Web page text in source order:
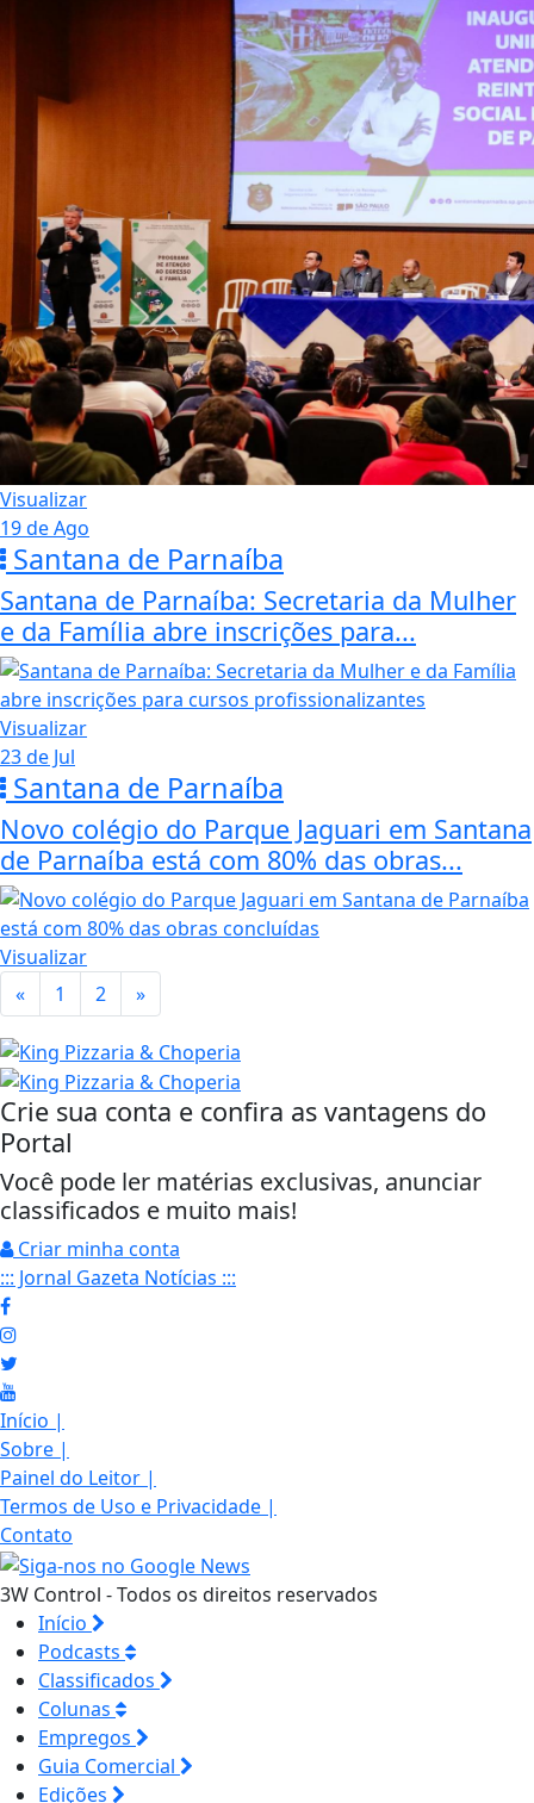
Visualizar
19 de Ago
Santana de Parnaíba
Santana de Parnaíba: Secretaria da Mulher
e da Família abre inscrições para...
Visualizar
23 de Jul
Santana de Parnaíba
Novo colégio do Parque Jaguari em Santana
de Parnaíba está com 80% das obras...
Visualizar
«
1 2 »
Crie sua conta e confira as vantagens do
Portal
Você pode ler matérias exclusivas, anunciar
classificados e muito mais!
Criar minha conta
::: Jornal Gazeta Notícias :::
Início |
Sobre |
Painel do Leitor |
Termos de Uso e Privacidade |
Contato
3W Control - Todos os direitos reservados
Início
Podcasts
Classificados
Colunas
Empregos
Guia Comercial
Edições